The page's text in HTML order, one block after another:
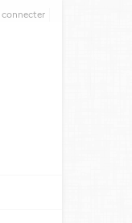
connecter